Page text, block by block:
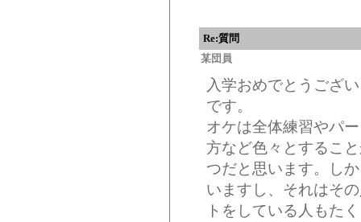
Re:質問
某団員
入学おめでとうござ
です。
オケは全体練習やパ
方など色々とするこ
つだと思います。し
いますし、それはそ
トをしている人もた